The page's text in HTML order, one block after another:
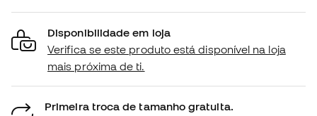
Disponibilidade em loja
Verifica se este produto está disponível na loja
mais próxima de ti.
Primeira troca de tamanho gratuita.